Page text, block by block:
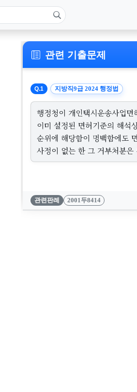
관련 기출문제
Q.1 지방직9급 2024 행정법
행정청이 개인택시운송사업
이미 설정된 면허기준의 해석
순위에 해당함이 명백함에도
사정이 없는 한 그 거부처분은
관련판례 2001두8414